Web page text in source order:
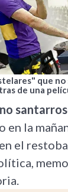
que no
de una
en la
el